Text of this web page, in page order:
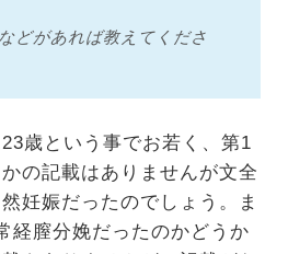
どがあれば教えてくださ
23歳という事でお若く、第1
の記載はありませんが文全
妊娠だったのでしょう。ま
経膣分娩だったのかどうか